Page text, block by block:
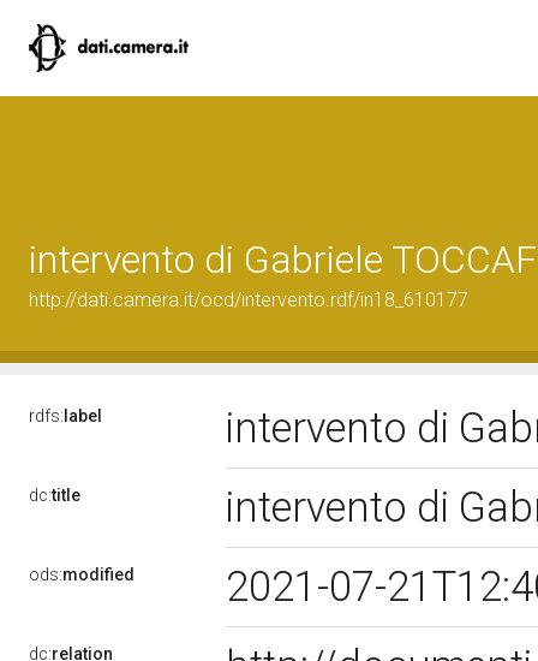
intervento di Gabriele
http://dati.camera.it/ocd/intervento.rdf/in18_610177
rdfs: label intervento di
dc:title intervento di
ods:modified 2021-07-
dc:relation